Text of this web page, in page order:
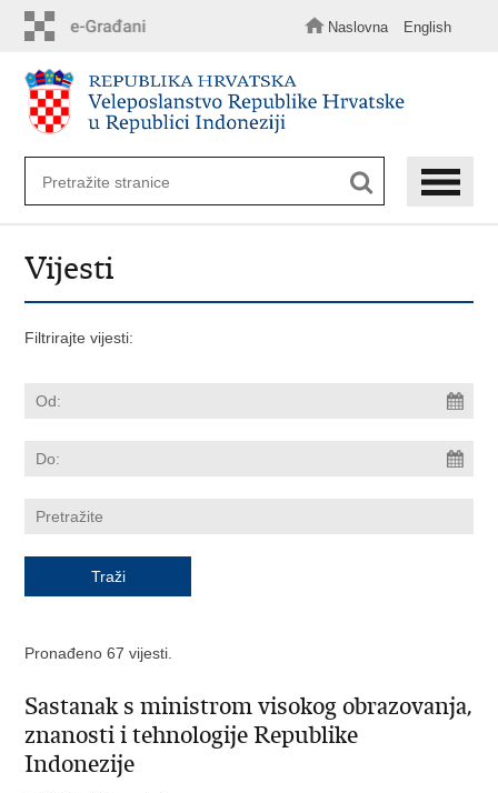
sadržaj
Naslovna English
Vijesti
Filtrirajte vijesti:
Pronađeno 67 vijesti.
Sastanak s ministrom visokog obrazovanja,
znanosti i tehnologije Republike
Indonezije